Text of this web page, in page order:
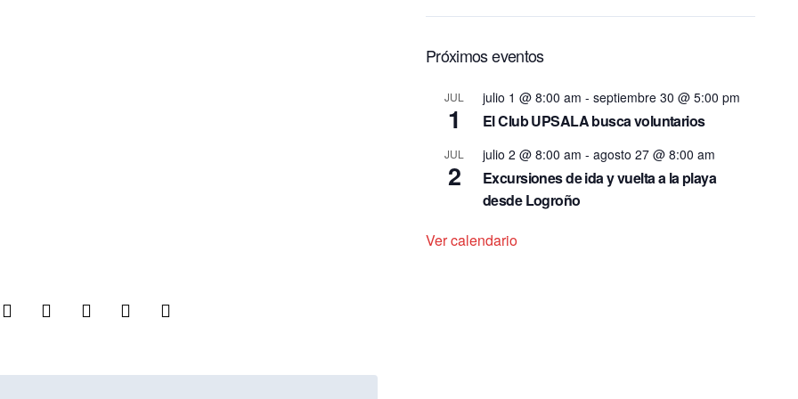
Próximos eventos
JUL
1
julio 1 @ 8:00 am - septiembre 30 @ 5:00 pm
El Club UPSALA busca voluntarios
JUL
2
julio 2 @ 8:00 am - agosto 27 @ 8:00 am
Excursiones de ida y vuelta a la playa
desde Logroño
Ver calendario